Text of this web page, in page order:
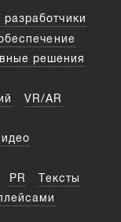
решения
VR/AR
PR
Тексты